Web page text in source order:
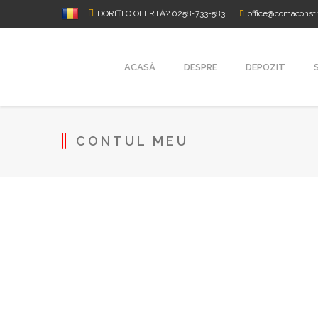
DORIȚI O OFERTĂ? 0258-733-583
ACASĂ DESPRE DEPOZIT
CONTUL MEU